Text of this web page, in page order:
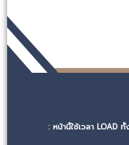
: หน้านี้ใช้เวลา LOAD